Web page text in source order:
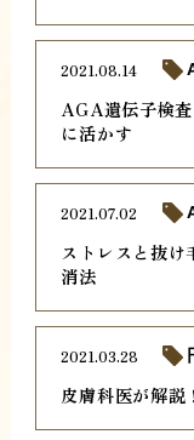
AGA遺伝子検
に活かす
2021.08.14
ストレスと抜
消法
2021.07.02
皮膚科医が解
2021.03.28